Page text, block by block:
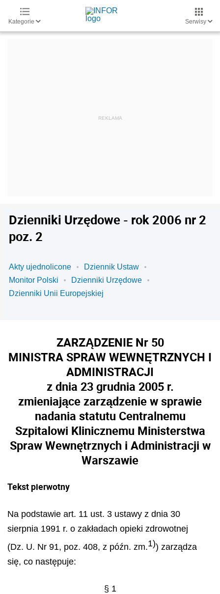
Kategorie Serwisy
Dzienniki Urzędowe - rok 2006 nr 2
poz. 2
Akty ujednolicone
Dziennik Ustaw
Monitor Polski
Dzienniki Urzędowe
Dzienniki Unii Europejskiej
ZARZĄDZENIE Nr 50
MINISTRA SPRAW WEWNĘTRZNYCH I
ADMINISTRACJI
z dnia 23 grudnia 2005 r.
zmieniające zarządzenie w sprawie
nadania statutu Centralnemu
Szpitalowi Klinicznemu Ministerstwa
Spraw Wewnętrznych i Administracji w
Warszawie
Tekst pierwotny
Na podstawie art. 11 ust. 3 ustawy z dnia 30
sierpnia 1991 r. o zakładach opieki zdrowotnej
(Dz. U. Nr 91, poz. 408, z późn. zm.1)) zarządza
się, co następuje:
§ 1